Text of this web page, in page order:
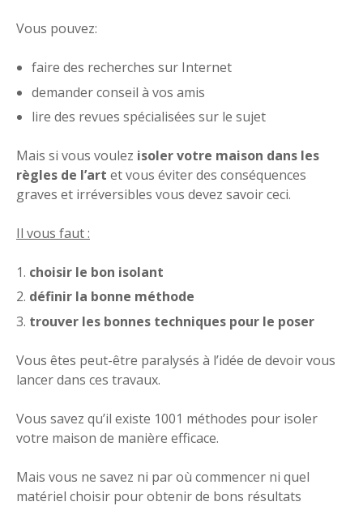
Vous pouvez:
faire des recherches sur Internet
demander conseil à vos amis
lire des revues spécialisées sur le sujet
Mais si vous voulez isoler votre maison dans les
règles de l’art et vous éviter des conséquences
graves et irréversibles vous devez savoir ceci.
Il vous faut :
choisir le bon isolant
définir la bonne méthode
trouver les bonnes techniques pour le poser
Vous êtes peut-être paralysés à l’idée de devoir vous
lancer dans ces travaux.
Vous savez qu’il existe 1001 méthodes pour isoler
votre maison de manière efficace.
Mais vous ne savez ni par où commencer ni quel
matériel choisir pour obtenir de bons résultats